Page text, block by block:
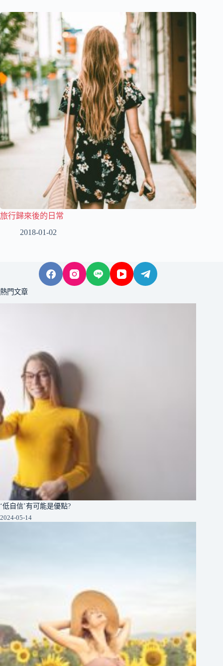
旅行歸來後的日常
2018-01-02
熱門文章
‘低自信’有可能是優點?
2024-05-14